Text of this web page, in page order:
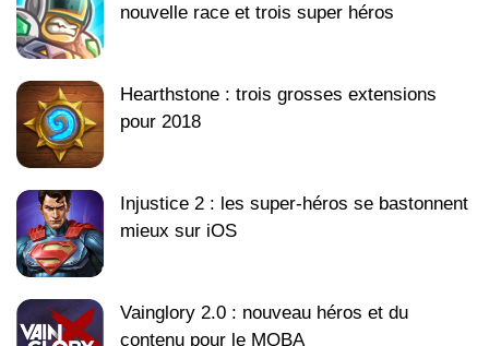
nouvelle race et trois super héros
Hearthstone : trois grosses extensions
pour 2018
Injustice 2 : les super-héros se bastonnent
mieux sur iOS
Vainglory 2.0 : nouveau héros et du
contenu pour le MOBA